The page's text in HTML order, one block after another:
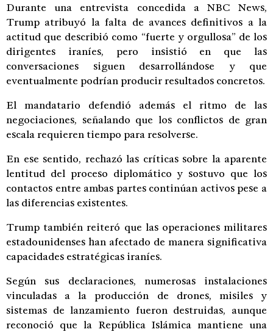
Durante una entrevista concedida a NBC News,
Trump atribuyó la falta de avances definitivos a la
actitud que describió como “fuerte y orgullosa” de los
dirigentes iraníes, pero insistió en que las
conversaciones siguen desarrollándose y que
eventualmente podrían producir resultados concretos.
El mandatario defendió además el ritmo de las
negociaciones, señalando que los conflictos de gran
escala requieren tiempo para resolverse.
En ese sentido, rechazó las críticas sobre la aparente
lentitud del proceso diplomático y sostuvo que los
contactos entre ambas partes continúan activos pese a
las diferencias existentes.
Trump también reiteró que las operaciones militares
estadounidenses han afectado de manera significativa
capacidades estratégicas iraníes.
Según sus declaraciones, numerosas instalaciones
vinculadas a la producción de drones, misiles y
sistemas de lanzamiento fueron destruidas, aunque
reconoció que la República Islámica mantiene una